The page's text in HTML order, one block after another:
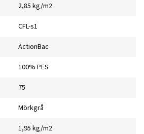
2,85 kg/m2
CFL-s1
ActionBac
100% PES
75
Mörkgrå
1,95 kg/m2